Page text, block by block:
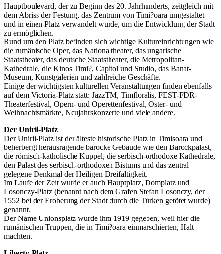
Hauptboulevard, der zu Beginn des 20. Jahrhunderts, zeitgleich mit
dem Abriss der Festung, das Zentrum von Timi?oara umgestaltet
und in einen Platz verwandelt wurde, um die Entwicklung der Stadt
zu ermöglichen.
Rund um den Platz befinden sich wichtige Kultureinrichtungen wie
die rumänische Oper, das Nationaltheater, das ungarische
Staatstheater, das deutsche Staatstheater, die Metropolitan-
Kathedrale, die Kinos Timi?, Capitol und Studio, das Banat-
Museum, Kunstgalerien und zahlreiche Geschäfte.
Einige der wichtigsten kulturellen Veranstaltungen finden ebenfalls
auf dem Victoria-Platz statt: JazzTM, Timfloralis, FEST-FDR-
Theaterfestival, Opern- und Operettenfestival, Oster- und
Weihnachtsmärkte, Neujahrskonzerte und viele andere.
Der Unirii-Platz
Der Unirii-Platz ist der älteste historische Platz in Timisoara und
beherbergt herausragende barocke Gebäude wie den Barockpalast,
die römisch-katholische Kuppel, die serbisch-orthodoxe Kathedrale,
den Palast des serbisch-orthodoxen Bistums und das zentral
gelegene Denkmal der Heiligen Dreifaltigkeit.
Im Laufe der Zeit wurde er auch Hauptplatz, Domplatz und
Losonczy-Platz (benannt nach dem Grafen Stefan Losonczy, der
1552 bei der Eroberung der Stadt durch die Türken getötet wurde)
genannt.
Der Name Unionsplatz wurde ihm 1919 gegeben, weil hier die
rumänischen Truppen, die in Timi?oara einmarschierten, Halt
machten.